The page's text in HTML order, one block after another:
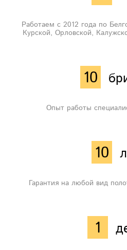
Работаем с 2012 года по
Курской, Орловской,
10
Опыт работы
10
Гарантия на любой вид
1